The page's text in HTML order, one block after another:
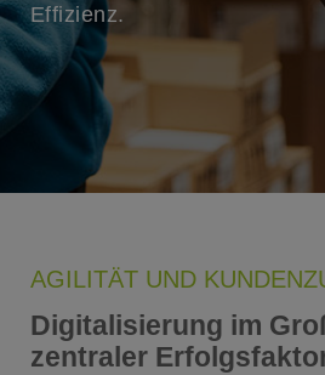
Effizienz.
AGILITÄT UND
Digitalisierung im
zentraler